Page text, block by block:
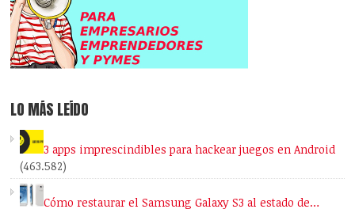
LO MÁS LEÍDO
3 apps imprescindibles para hackear juegos en Android
(463.582)
Cómo restaurar el Samsung Galaxy S3 al estado de…